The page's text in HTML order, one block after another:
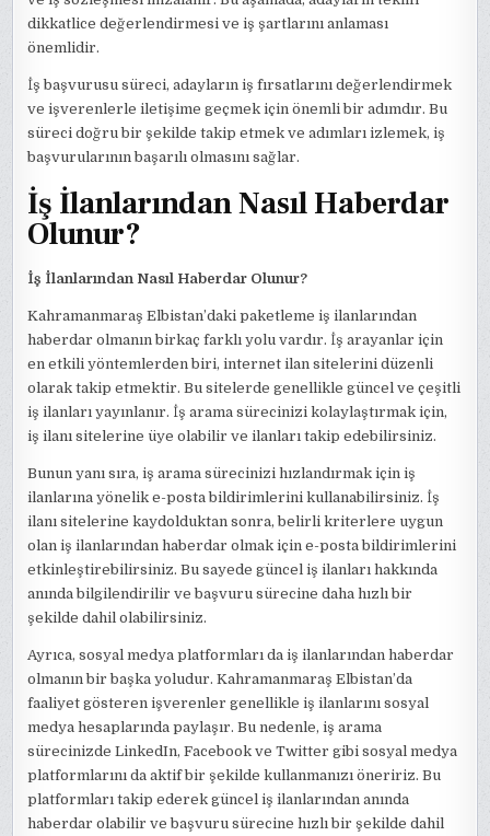
dikkatlice değerlendirmesi ve iş şartlarını anlaması
önemlidir.
İş başvurusu süreci, adayların iş fırsatlarını değerlendirmek
ve işverenlerle iletişime geçmek için önemli bir adımdır. Bu
süreci doğru bir şekilde takip etmek ve adımları izlemek, iş
başvurularının başarılı olmasını sağlar.
İş İlanlarından Nasıl Haberdar
Olunur?
İş İlanlarından Nasıl Haberdar Olunur?
Kahramanmaraş Elbistan’daki paketleme iş ilanlarından
haberdar olmanın birkaç farklı yolu vardır. İş arayanlar için
en etkili yöntemlerden biri, internet ilan sitelerini düzenli
olarak takip etmektir. Bu sitelerde genellikle güncel ve çeşitli
iş ilanları yayınlanır. İş arama sürecinizi kolaylaştırmak için,
iş ilanı sitelerine üye olabilir ve ilanları takip edebilirsiniz.
Bunun yanı sıra, iş arama sürecinizi hızlandırmak için iş
ilanlarına yönelik e-posta bildirimlerini kullanabilirsiniz. İş
ilanı sitelerine kaydolduktan sonra, belirli kriterlere uygun
olan iş ilanlarından haberdar olmak için e-posta bildirimlerini
etkinleştirebilirsiniz. Bu sayede güncel iş ilanları hakkında
anında bilgilendirilir ve başvuru sürecine daha hızlı bir
şekilde dahil olabilirsiniz.
Ayrıca, sosyal medya platformları da iş ilanlarından haberdar
olmanın bir başka yoludur. Kahramanmaraş Elbistan’da
faaliyet gösteren işverenler genellikle iş ilanlarını sosyal
medya hesaplarında paylaşır. Bu nedenle, iş arama
sürecinizde LinkedIn, Facebook ve Twitter gibi sosyal medya
platformlarını da aktif bir şekilde kullanmanızı öneririz. Bu
platformları takip ederek güncel iş ilanlarından anında
haberdar olabilir ve başvuru sürecine hızlı bir şekilde dahil